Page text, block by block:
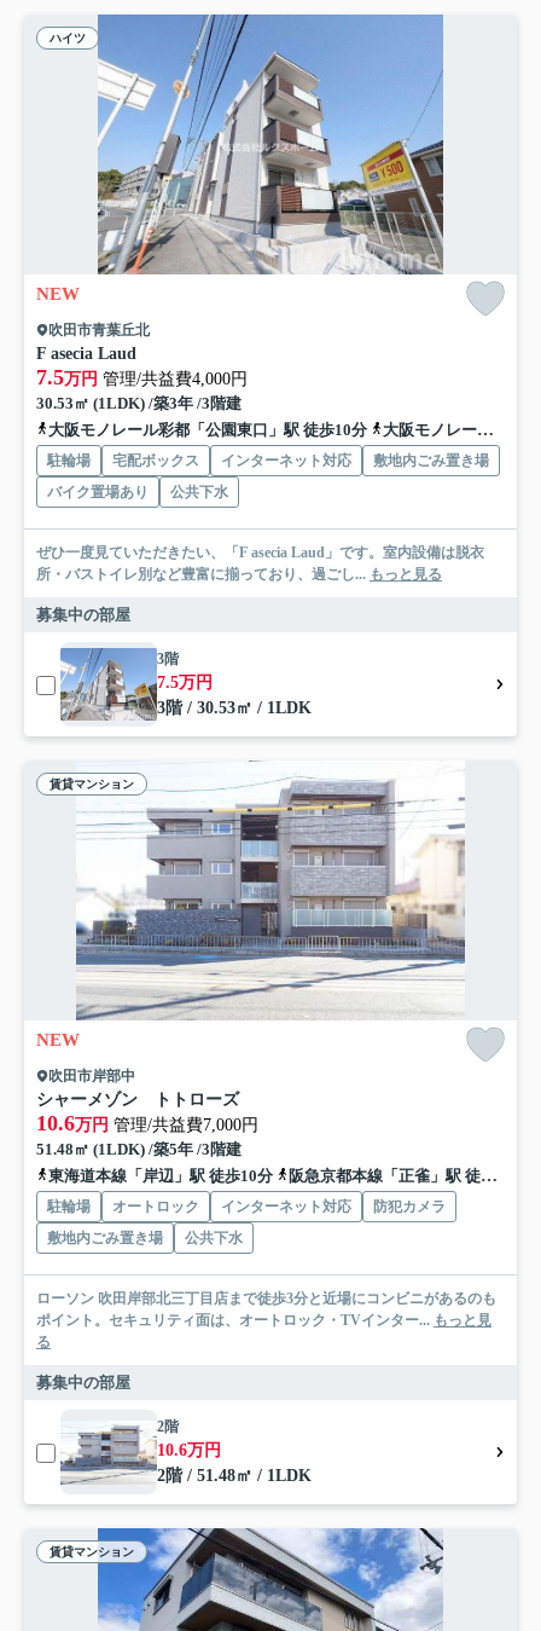
ハイツ
NEW
吹田市青葉丘北
F asecia Laud
7.5万円 管理/共益費4,000円
30.53㎡ (1LDK) /築3年 /3階建
大阪モノレール彩都「公園東口」駅 徒歩10分
大阪モノレール本線「宇野辺」駅 徒歩10分
駐輪場 宅配ボックス インターネット対応
敷地内ごみ置き場
バイク置場あり
公共下水
ぜひ一度見ていただきたい、「F asecia Laud」です。室内設備は脱衣
所・バストイレ別など豊富に揃っており、過ごし... もっと見る
募集中の部屋
3階
7.5万円
3階 / 30.53㎡ / 1LDK
賃貸マンション
NEW
吹田市岸部中
シャーメゾン トトローズ
10.6万円 管理/共益費7,000円
51.48㎡ (1LDK) /築5年 /3階建
東海道本線「岸辺」駅 徒歩10分
阪急京都本線「正雀」駅 徒歩20分
駐輪場 オートロック インターネット対応
防犯カメラ
敷地内ごみ置き場
公共下水
ローソン 吹田岸部北三丁目店まで徒歩3分と近場にコンビニがあるのも
ポイント。セキュリティ面は、オートロック・TVインター... もっと見
る
募集中の部屋
2階
10.6万円
2階 / 51.48㎡ / 1LDK
賃貸マンション